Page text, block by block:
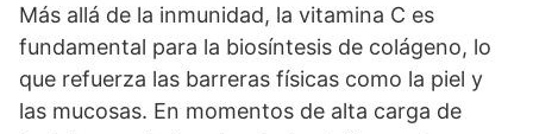
Más allá de la inmunidad, la vitamina C es
fundamental para la biosíntesis de colágeno, lo
que refuerza las barreras físicas como la piel y
las mucosas. En momentos de alta carga de